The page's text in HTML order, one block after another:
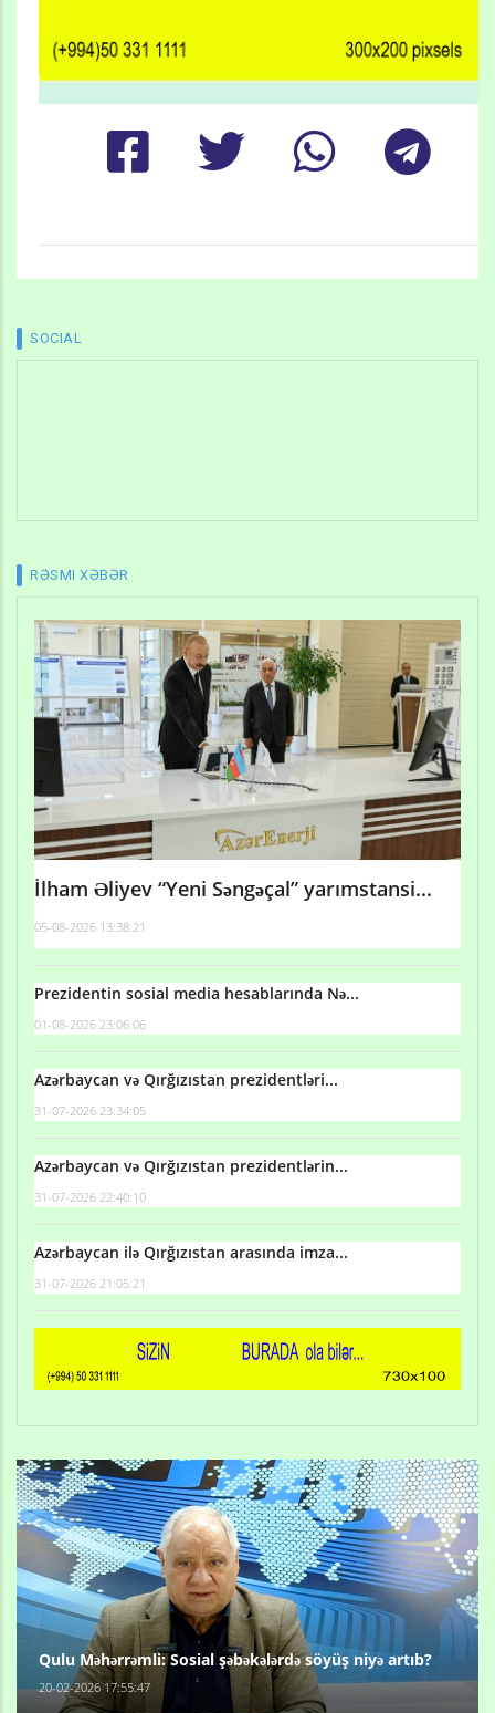
SOCIAL
RƏSMI XƏBƏR
İlham Əliyev “Yeni Səngəçal” yarımstansi...
05-08-2026 13:38:21
Prezidentin sosial media hesablarında Nə...
01-08-2026 23:06:06
Azərbaycan və Qırğızıstan prezidentləri...
31-07-2026 23:34:05
Azərbaycan və Qırğızıstan prezidentlərin...
31-07-2026 22:40:10
Azərbaycan ilə Qırğızıstan arasında imza...
31-07-2026 21:05:21
Qulu Məhərrəmli: Sosial şəbəkələrdə söyüş niyə artıb?
20-02-2026 17:55:47